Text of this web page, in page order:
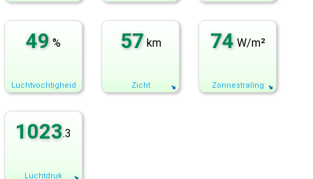
49 %
Luchtvochtigheid
57 km
Zicht
74 W/m²
Zonnestraling
1023.3
Luchtdruk